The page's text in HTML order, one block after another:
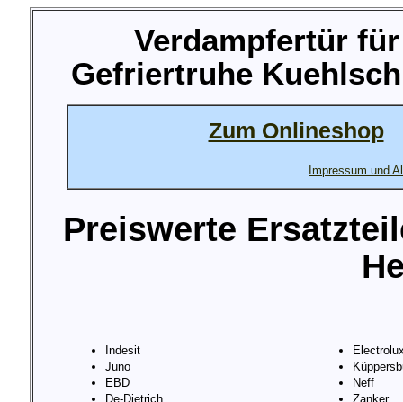
Verdampfertür
Gefriertruhe
Zum Onlineshop
Impressum und
Preiswerte
Indesit
Juno
EBD
De-Dietrich
Neff
Zanker